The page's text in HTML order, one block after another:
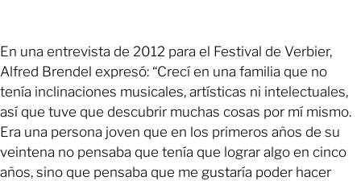
En una entrevista de 2012 para el Festival de Verbier,
Alfred Brendel expresó: “Crecí en una familia que no
tenía inclinaciones musicales, artísticas ni intelectuales,
así que tuve que descubrir muchas cosas por mí mismo.
Era una persona joven que en los primeros años de su
veintena no pensaba que tenía que lograr algo en cinco
años, sino que pensaba que me gustaría poder hacer